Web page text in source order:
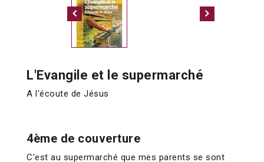
L'Evangile et le supermarché
A l'écoute de Jésus
4ème de couverture
C’est au supermarché que mes parents se sont